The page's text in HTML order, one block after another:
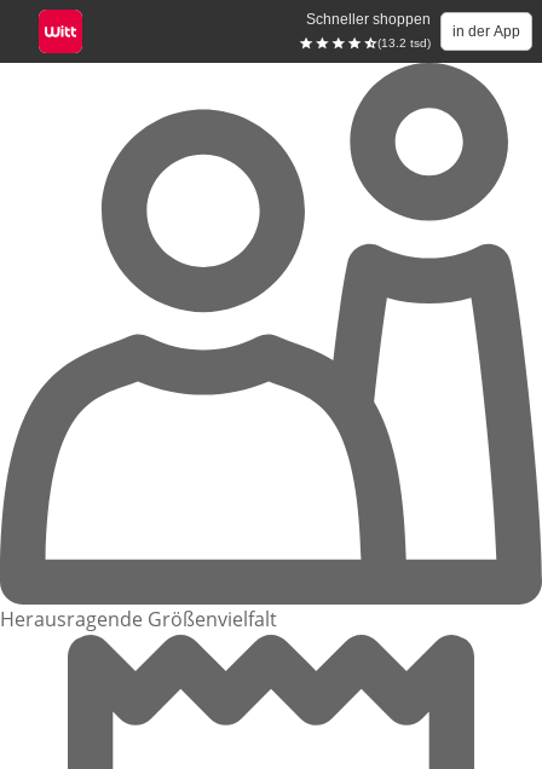
Schneller shoppen
(13.2 tsd)
in der App
Herausragende Größenvielfalt